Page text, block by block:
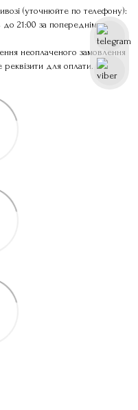
(уточнюйте по телефону):
21:00 за попереднім
неоплаченого замовлення
для оплати.